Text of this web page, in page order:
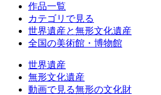
作品一覧
カテゴリで見る
世界遺産と無形文化遺産
全国の美術館・博物館
世界遺産
無形文化遺産
動画で見る無形の文化財